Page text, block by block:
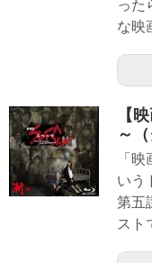
った
な映
【
～
「
いう
第五
スト